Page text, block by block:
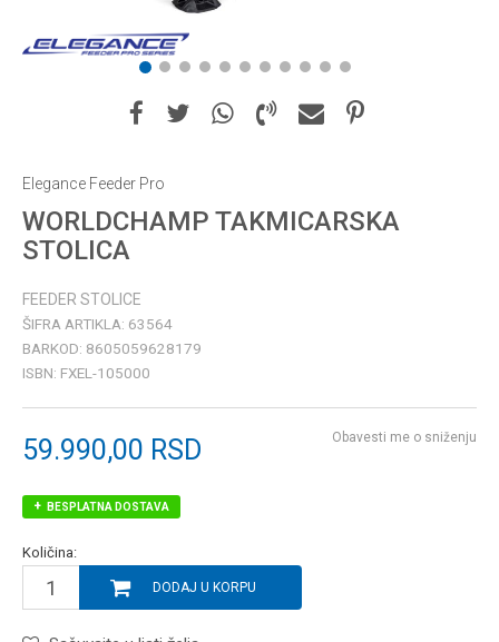
1 2 3 4 5 6 7 8 9 1011
Elegance Feeder Pro
WORLDCHAMP TAKMICARSKA
STOLICA
FEEDER STOLICE
ŠIFRA ARTIKLA: 63564
BARKOD: 8605059628179
ISBN: FXEL-105000
59.990,00 RSD Obavesti me o sniženju
BESPLATNA DOSTAVA
Količina:
DODAJ U KORPU